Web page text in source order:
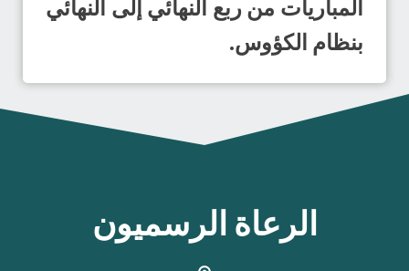
المباريات من ربع النهائي إلى النهائي
بنظام الكؤوس.
الرعاة الرسميون